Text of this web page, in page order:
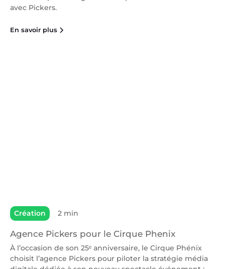
avec Pickers.
En savoir plus
Création 2 min
Agence Pickers pour le Cirque Phenix
À l’occasion de son 25ᵉ anniversaire, le Cirque Phénix
choisit l’agence Pickers pour piloter la stratégie média